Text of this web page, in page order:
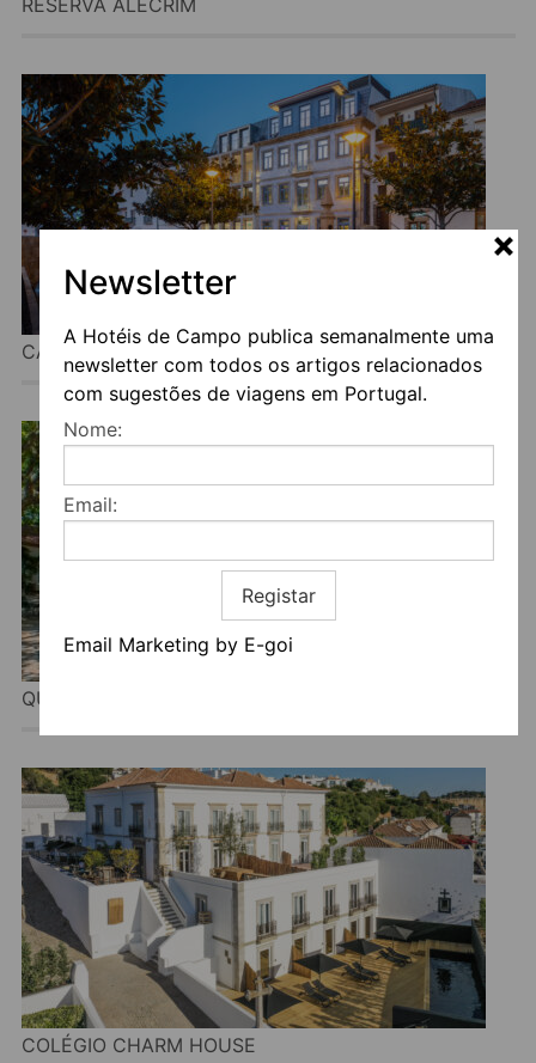
Newsletter
A Hotéis de Campo publica semanalmente uma
newsletter com todos os artigos relacionados
com sugestões de viagens em Portugal.
Nome:
Email:
Registar
Email Marketing by E-goi
RESERVA ALECRIM
CASAS COM ESTÓRIA
QUINTA DA ALCAIDARIA-MOR
COLÉGIO CHARM HOUSE